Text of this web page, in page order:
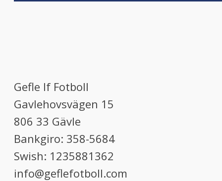
Gefle If Fotboll
Gavlehovsvägen 15
806 33 Gävle
Bankgiro: 358-5684
Swish: 1235881362
info@geflefotboll.com